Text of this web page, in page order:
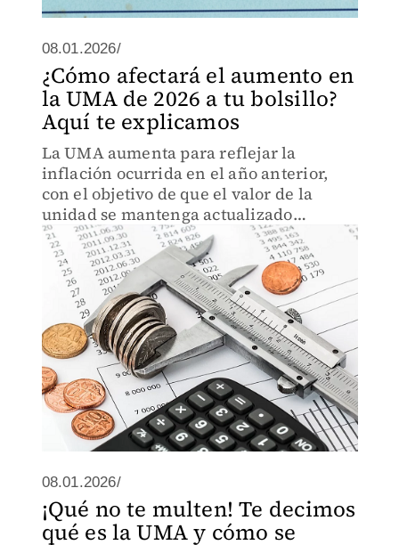
08.01.2026/
¿Cómo afectará el aumento en
la UMA de 2026 a tu bolsillo?
Aquí te explicamos
La UMA aumenta para reflejar la
inflación ocurrida en el año anterior,
con el objetivo de que el valor de la
unidad se mantenga actualizado
respecto al costo de vida.
08.01.2026/
¡Qué no te multen! Te decimos
qué es la UMA y cómo se